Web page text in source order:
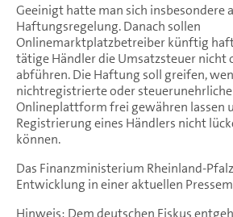
Geeinigt hatte man sich insbesondere
Haftungsregelung. Danach sollen
Onlinemarktplatzbetreiber künftig
tätige Händler die Umsatzsteuer nicht
abführen. Die Haftung soll greifen,
nichtregistrierte oder
Onlineplattform frei gewähren lassen
Registrierung eines Händlers nicht
können.
Das Finanzministerium Rheinland-
Entwicklung in einer aktuellen
Hinweis: Dem deutschen Fiskus